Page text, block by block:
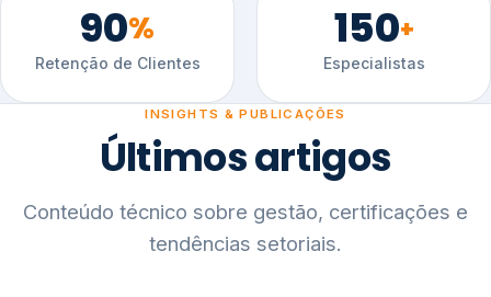
90%
Retenção de Clientes
150+
Especialistas
INSIGHTS & PUBLICAÇÕES
Últimos artigos
Conteúdo técnico sobre gestão, certificações e
tendências setoriais.